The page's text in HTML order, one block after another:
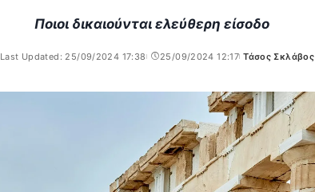
Ποιοι δικαιούνται ελεύθερη είσοδο
Last Updated: 25/09/2024 17:38 25/09/2024 12:17
Posted
Τάσος Σκλάβος